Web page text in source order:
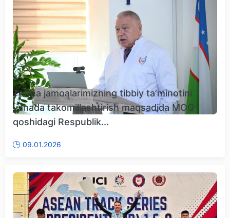
Terma jamoalarimizning tibbiy taʼminotini
yanada takomillashtirish maqsadida MOQ
qoshidagi Respublik...
09.01.2026